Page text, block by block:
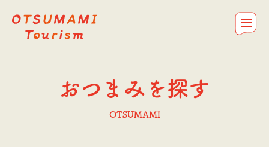
OTSUMAMI Tourism
おつまみを探す
コラム＆レシピ
私たちについて
おつまみを探す
OTSUMAMI